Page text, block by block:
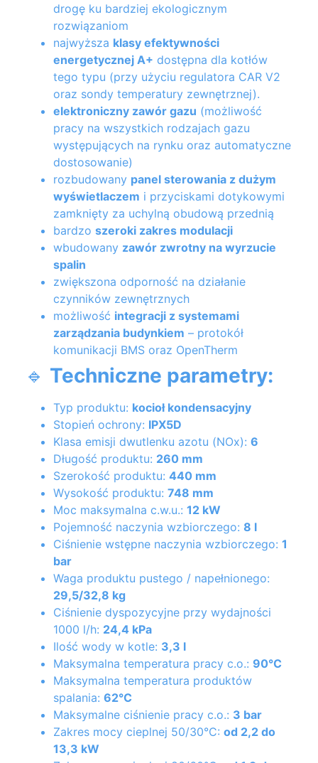
drogę ku bardziej ekologicznym
rozwiązaniom
najwyższa klasy efektywności
energetycznej A+ dostępna dla kotłów
tego typu (przy użyciu regulatora CAR V2
oraz sondy temperatury zewnętrznej).
elektroniczny zawór gazu (możliwość
pracy na wszystkich rodzajach gazu
występujących na rynku oraz automatyczne
dostosowanie)
rozbudowany panel sterowania z dużym
wyświetlaczem i przyciskami dotykowymi
zamknięty za uchylną obudową przednią
bardzo szeroki zakres modulacji
wbudowany zawór zwrotny na wyrzucie
spalin
zwiększona odporność na działanie
czynników zewnętrznych
możliwość integracji z systemami
zarządzania budynkiem – protokół
komunikacji BMS oraz OpenTherm
🔹 Techniczne parametry:
Typ produktu: kocioł kondensacyjny
Stopień ochrony: IPX5D
Klasa emisji dwutlenku azotu (NOx): 6
Długość produktu: 260 mm
Szerokość produktu: 440 mm
Wysokość produktu: 748 mm
Moc maksymalna c.w.u.: 12 kW
Pojemność naczynia wzbiorczego: 8 l
Ciśnienie wstępne naczynia wzbiorczego: 1
bar
Waga produktu pustego / napełnionego:
29,5/32,8 kg
Ciśnienie dyspozycyjne przy wydajności
1000 l/h: 24,4 kPa
Ilość wody w kotle: 3,3 l
Maksymalna temperatura pracy c.o.: 90°C
Maksymalna temperatura produktów
spalania: 62°C
Maksymalne ciśnienie pracy c.o.: 3 bar
Zakres mocy cieplnej 50/30°C: od 2,2 do
13,3 kW